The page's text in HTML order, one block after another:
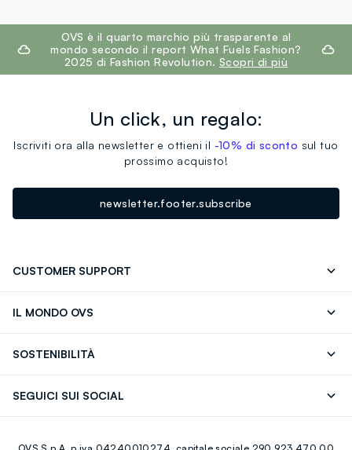
footer.ariatitleOVS è il quarto marchio più trasparente al
mondo secondo il report What Fuels Fashion?
2025 di Fashion Revolution. Scopri di più
Un click, un regalo:
Iscriviti ora alla newsletter e ottieni il -10% di sconto sul tuo
prossimo acquisto!
newsletter.footer.subscribe
CUSTOMER SUPPORT
IL MONDO OVS
Giftcard
SOSTENIBILITÀ
SEGUICI SUI SOCIAL